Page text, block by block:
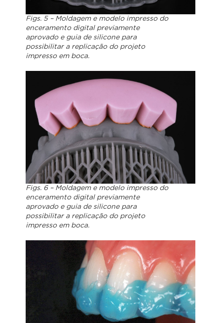
Figs. 5 – Moldagem e modelo impresso do
enceramento digital previamente
aprovado e guia de silicone para
possibilitar a replicação do projeto
impresso em boca.
Figs. 6 – Moldagem e modelo impresso do
enceramento digital previamente
aprovado e guia de silicone para
possibilitar a replicação do projeto
impresso em boca.